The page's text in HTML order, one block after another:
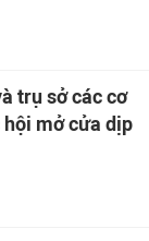
trụ sở các cơ
hội mở cửa dịp